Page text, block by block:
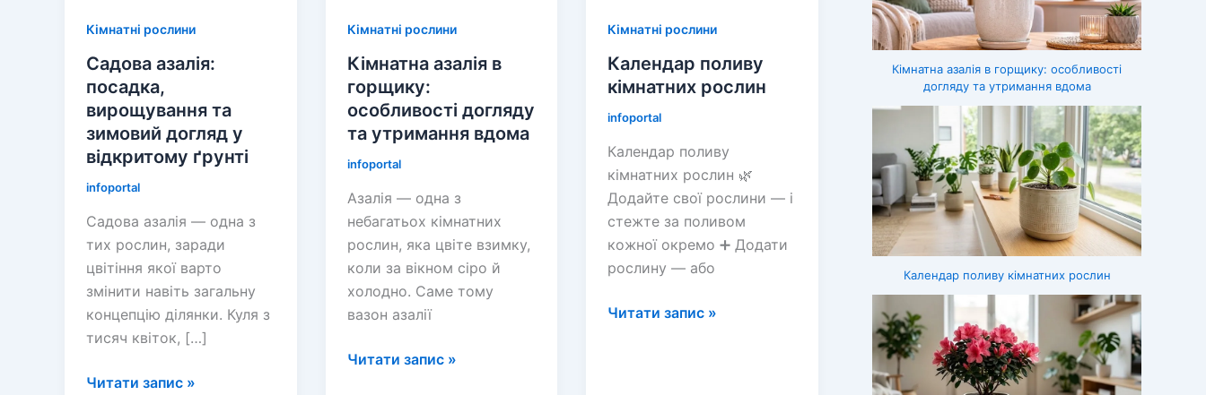
Кімнатні рослини
Садова азалія:
посадка,
вирощування та
зимовий догляд у
відкритому ґрунті
infoportal
Садова азалія — одна з
тих рослин, заради
цвітіння якої варто
змінити навіть загальну
концепцію ділянки. Куля з
тисяч квіток, […]
Садова
Читати запис »
Кімнатні рослини
Кімнатна азалія в
горщику:
особливості догляду
та утримання вдома
infoportal
Азалія — одна з
небагатьох кімнатних
рослин, яка цвіте взимку,
коли за вікном сіро й
холодно. Саме тому
вазон азалії
Кімнатна
Читати запис »
Кімнатні рослини
Календар поливу
кімнатних рослин
infoportal
Календар поливу
кімнатних рослин 🌿
Додайте свої рослини — і
стежте за поливом
кожної окремо ➕ Додати
рослину — або
Календар
Читати запис »
Кімнатна азалія в горщику: особливості
догляду та утримання вдома
Календар поливу кімнатних рослин